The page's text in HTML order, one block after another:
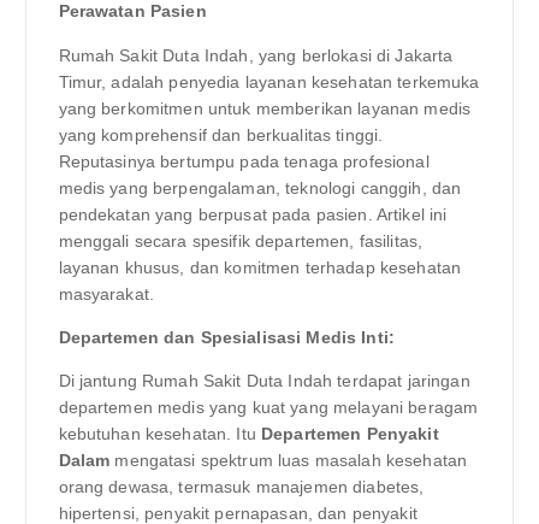
Perawatan Pasien
Rumah Sakit Duta Indah, yang berlokasi di Jakarta
Timur, adalah penyedia layanan kesehatan terkemuka
yang berkomitmen untuk memberikan layanan medis
yang komprehensif dan berkualitas tinggi.
Reputasinya bertumpu pada tenaga profesional
medis yang berpengalaman, teknologi canggih, dan
pendekatan yang berpusat pada pasien. Artikel ini
menggali secara spesifik departemen, fasilitas,
layanan khusus, dan komitmen terhadap kesehatan
masyarakat.
Departemen dan Spesialisasi Medis Inti:
Di jantung Rumah Sakit Duta Indah terdapat jaringan
departemen medis yang kuat yang melayani beragam
kebutuhan kesehatan. Itu Departemen Penyakit
Dalam mengatasi spektrum luas masalah kesehatan
orang dewasa, termasuk manajemen diabetes,
hipertensi, penyakit pernapasan, dan penyakit